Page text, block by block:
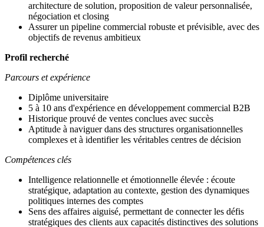
architecture de solution, proposition de valeur personnalisée,
négociation et closing
Assurer un pipeline commercial robuste et prévisible, avec des
objectifs de revenus ambitieux
Profil recherché
Parcours et expérience
Diplôme universitaire
5 à 10 ans d'expérience en développement commercial B2B
Historique prouvé de ventes conclues avec succès
Aptitude à naviguer dans des structures organisationnelles
complexes et à identifier les véritables centres de décision
Compétences clés
Intelligence relationnelle et émotionnelle élevée : écoute
stratégique, adaptation au contexte, gestion des dynamiques
politiques internes des comptes
Sens des affaires aiguisé, permettant de connecter les défis
stratégiques des clients aux capacités distinctives des solutions